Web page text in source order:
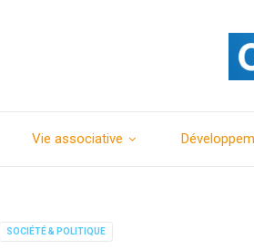
Vie associative
SOCIÉTÉ & POLITIQUE